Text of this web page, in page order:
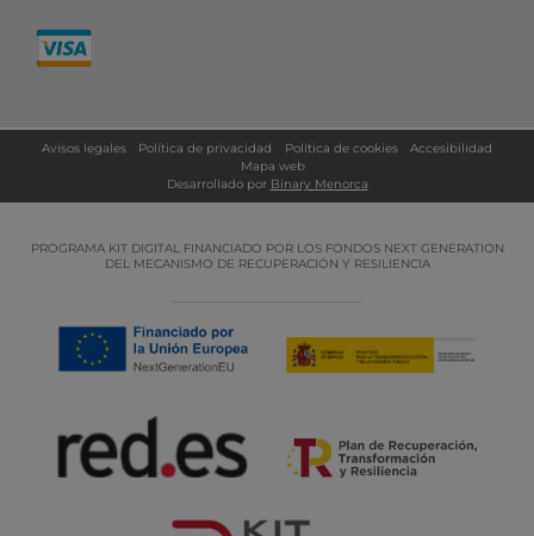
Avisos legales Política de privacidad Política de cookies
Accesibilidad
Mapa web
Desarrollado por Binary Menorca
PROGRAMA KIT DIGITAL FINANCIADO POR LOS FONDOS NEXT GENERATION
DEL MECANISMO DE RECUPERACIÓN Y RESILIENCIA